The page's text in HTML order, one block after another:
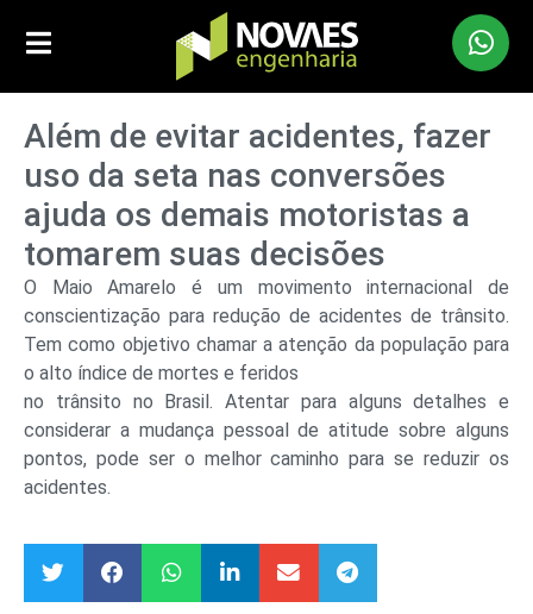
Além de evitar acidentes, fazer
uso da seta nas conversões
ajuda os demais motoristas a
tomarem suas decisões
O Maio Amarelo é um movimento internacional de
conscientização para redução de acidentes de trânsito.
Tem como objetivo chamar a atenção da população para
o alto índice de mortes e feridos
no trânsito no Brasil. Atentar para alguns detalhes e
considerar a mudança pessoal de atitude sobre alguns
pontos, pode ser o melhor caminho para se reduzir os
acidentes.